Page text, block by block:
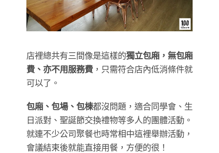
店裡總共有三間像是這樣的獨立包廂，無包廂
費、亦不用服務費 ，只需符合店內低消條件就
可以了。
包廂、包場、包棟都沒問題，適合同學會、生
日派對、聖誕節交換禮物等多人的團體活動。
就連不少公司聚餐也時常相中這裡舉辦活動，
會議結束後就能直接用餐，方便的很！